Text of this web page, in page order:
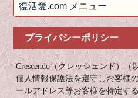
プライバシーポリシー
Crescendo（クレッシェンド）（
個人情報保護法を遵守しお客様
ールアドレス等お客様を特定す